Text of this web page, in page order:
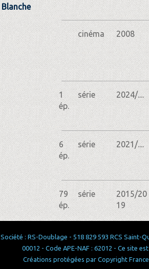
Blanche
cinéma 2008
1
ép.
série 2024/....
6
ép.
série 2021/....
79
ép.
série
2015/20
19
Société : RS-Doublage - 518 829 593 RCS Saint-
00012 - Code APE-NAF : 62012 - Ce site
Créations protégées par Copyright